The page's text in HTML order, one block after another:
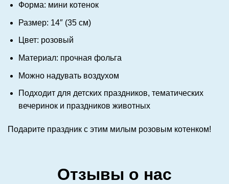
Форма: мини котенок
Размер: 14″ (35 см)
Цвет: розовый
Материал: прочная фольга
Можно надувать воздухом
Подходит для детских праздников, тематических
вечеринок и праздников животных
Подарите праздник с этим милым розовым котенком!
Отзывы о нас